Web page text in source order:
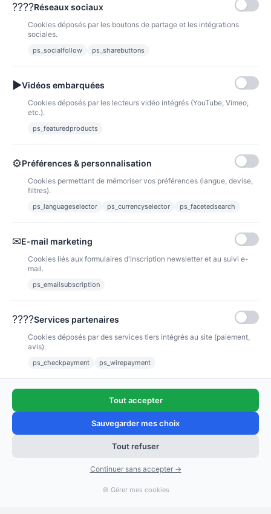
Produit(s) 1 à 6 sur 6 produit(s)
NOTRE SOCIÉTÉ
????Réseaux sociaux
Cookies déposés par les boutons de partage et les intégrations
sociales.
ps_socialfollow ps_sharebuttons
▶Vidéos embarquées
Cookies déposés par les lecteurs vidéo intégrés (YouTube, Vimeo,
etc.).
ps_featuredproducts
⚙Préférences & personnalisation
Cookies permettant de mémoriser vos préférences (langue, devise,
filtres).
ps_languageselector ps_currencyselector ps_facetedsearch
✉E-mail marketing
Cookies liés aux formulaires d'inscription newsletter et au suivi e-
mail.
ps_emailsubscription
????Services partenaires
Cookies déposés par des services tiers intégrés au site (paiement,
avis).
ps_checkpayment ps_wirepayment
Tout accepter
Sauvegarder mes choix
Tout refuser
Continuer sans accepter →
🍪 Gérer mes cookies